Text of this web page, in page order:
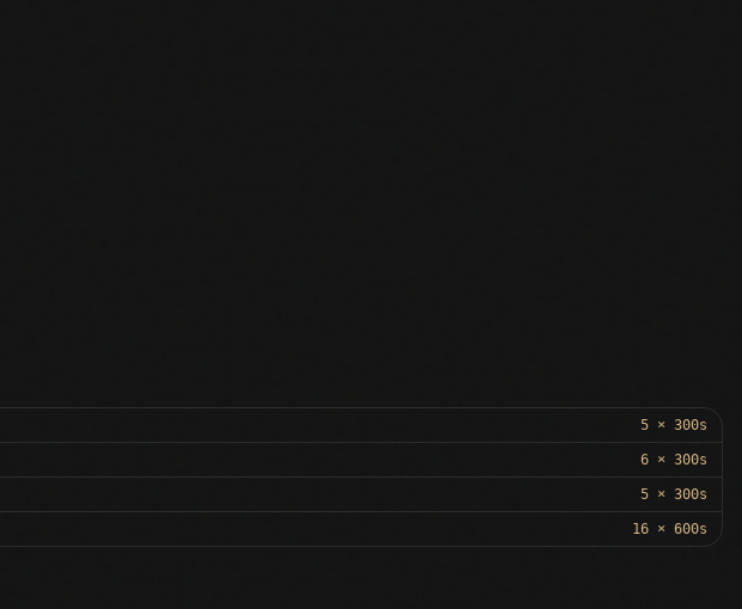
5 × 300s
6 × 300s
5 × 300s
16 × 600s